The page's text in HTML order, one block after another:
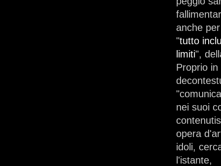
anche
"tutto
limiti",
Proprio
nei suoi
opera
idoli,
l'istante,